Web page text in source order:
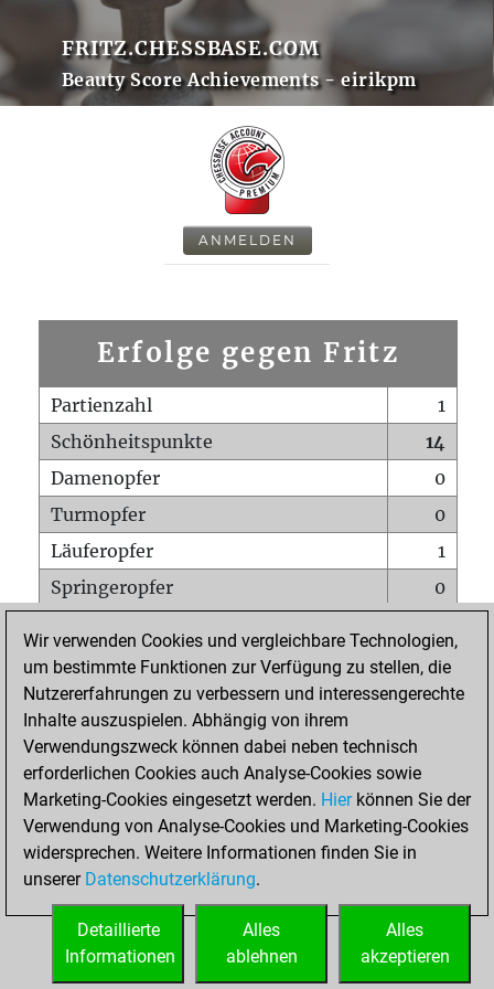
FRITZ.CHESSBASE.COM
Beauty Score Achievements - eirikpm
ANMELDEN
Erfolge gegen Fritz
Partienzahl
1
Schönheitspunkte
14
Damenopfer
0
Turmopfer
0
Läuferopfer
1
Springeropfer
0
Matt auf vollem Brett
0
Bauer setzt Matt
0
Erstickte Matts
Unterverwandlungen
Türme auf der siebten
0
STARTSEITE
Wir verwenden Cookies und vergleichbare Technologien,
um bestimmte Funktionen zur Verfügung zu stellen, die
Nutzererfahrungen zu verbessern und interessengerechte
Inhalte auszuspielen. Abhängig von ihrem
Verwendungszweck können dabei neben technisch
erforderlichen Cookies auch Analyse-Cookies sowie
Marketing-Cookies eingesetzt werden. Hierkönnen Sie der
Verwendung von Analyse-Cookies und Marketing-Cookies
widersprechen. Weitere Informationen finden Sie in
unserer Datenschutzerklärung.
Alles
akzeptieren
Alles
ablehnen
Detaillierte
Informationen